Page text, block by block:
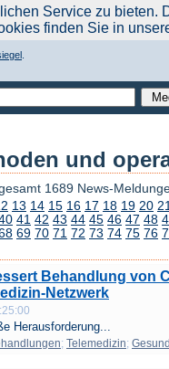
|Nachrichtentrend | werben auf
und
1689 News-
13 14 15 16 17 18 19 20
41 42 43 44 45 46 47 48
69 70 71 72 73 74 75 76
Behandlung von
Netzwerk
Herausforderung...
; Telemedizin;
Service zu
finden Sie in